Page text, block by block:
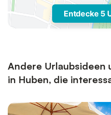
Entdecke 5
Andere Urlaubsideen
in Huben, die